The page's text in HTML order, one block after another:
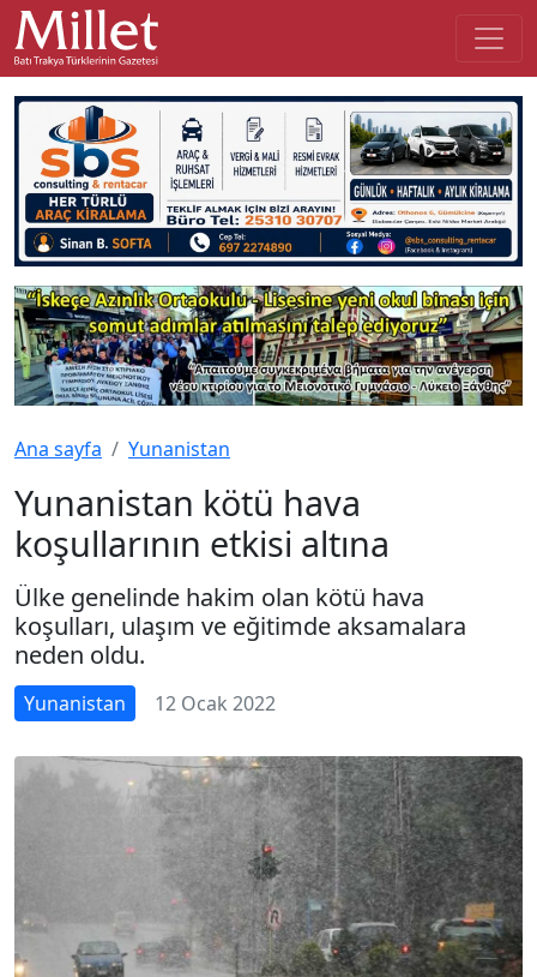
Ana sayfa Yunanistan
Yunanistan kötü hava
koşullarının etkisi altına
Ülke genelinde hakim olan kötü hava
koşulları, ulaşım ve eğitimde aksamalara
neden oldu.
Yunanistan 12 Ocak 2022